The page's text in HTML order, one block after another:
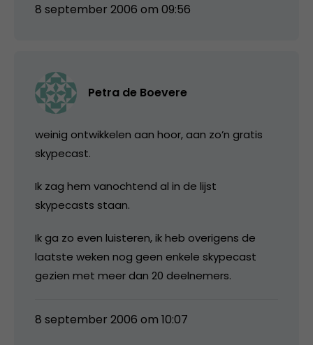
8 september 2006 om 09:56
Petra de Boevere
weinig ontwikkelen aan hoor, aan zo’n gratis
skypecast.
Ik zag hem vanochtend al in de lijst
skypecasts staan.
Ik ga zo even luisteren, ik heb overigens de
laatste weken nog geen enkele skypecast
gezien met meer dan 20 deelnemers.
8 september 2006 om 10:07